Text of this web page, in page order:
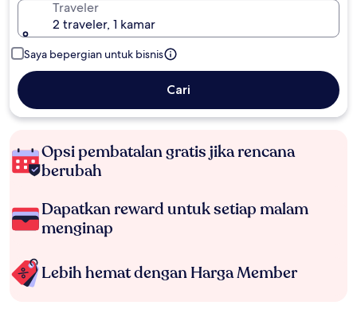
Traveler
2 traveler, 1 kamar
Saya bepergian untuk bisnis
Cari
Opsi pembatalan gratis jika rencana
berubah
Dapatkan reward untuk setiap malam
menginap
Lebih hemat dengan Harga Member